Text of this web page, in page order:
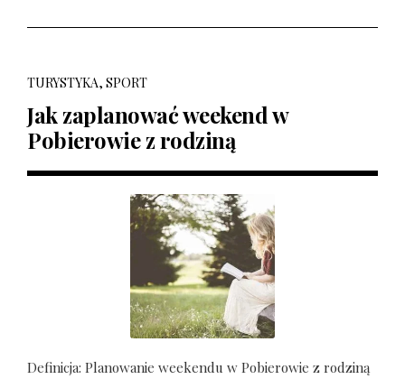
TURYSTYKA, SPORT
Jak zaplanować weekend w
Pobierowie z rodziną
Definicja: Planowanie weekendu w Pobierowie z rodziną